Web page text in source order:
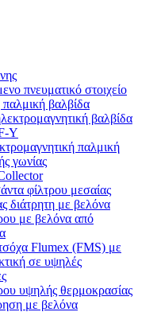
πνευματικό στοιχείο
βαλβίδα
βαλβίδα
Y
παλμική
γωνίας
φίλτρου μεσαίας
διάτρητη με βελόνα
με βελόνα από
Flumex (FMS) με
σε υψηλές
υψηλής θερμοκρασίας
με βελόνα